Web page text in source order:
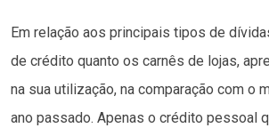
Em relação aos principais tipos de
de crédito quanto os carnês de lojas,
na sua utilização, na comparação com o
ano passado. Apenas o crédito pessoal